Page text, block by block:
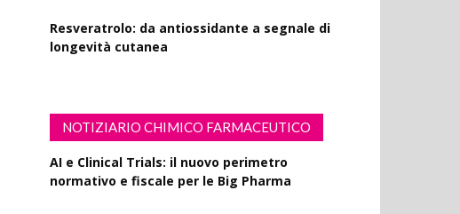
Resveratrolo: da antiossidante a segnale di
longevità cutanea
NOTIZIARIO CHIMICO FARMACEUTICO
AI e Clinical Trials: il nuovo perimetro
normativo e fiscale per le Big Pharma